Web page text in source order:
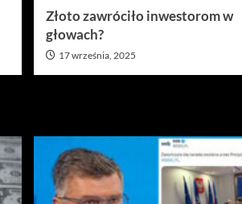
Złoto zawróciło inwestorom w
głowach?
17 września, 2025